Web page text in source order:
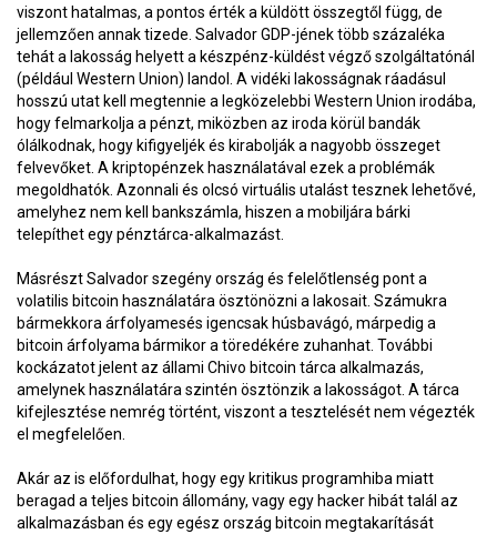
viszont hatalmas, a pontos érték a küldött összegtől függ, de
jellemzően annak tizede. Salvador GDP-jének több százaléka
tehát a lakosság helyett a készpénz-küldést végző szolgáltatónál
(például Western Union) landol. A vidéki lakosságnak ráadásul
hosszú utat kell megtennie a legközelebbi Western Union irodába,
hogy felmarkolja a pénzt, miközben az iroda körül bandák
ólálkodnak, hogy kifigyeljék és kirabolják a nagyobb összeget
felvevőket. A kriptopénzek használatával ezek a problémák
megoldhatók. Azonnali és olcsó virtuális utalást tesznek lehetővé,
amelyhez nem kell bankszámla, hiszen a mobiljára bárki
telepíthet egy pénztárca-alkalmazást.
Másrészt Salvador szegény ország és felelőtlenség pont a
volatilis bitcoin használatára ösztönözni a lakosait. Számukra
bármekkora árfolyamesés igencsak húsbavágó, márpedig a
bitcoin árfolyama bármikor a töredékére zuhanhat. További
kockázatot jelent az állami Chivo bitcoin tárca alkalmazás,
amelynek használatára szintén ösztönzik a lakosságot. A tárca
kifejlesztése nemrég történt, viszont a tesztelését nem végezték
el megfelelően.
Akár az is előfordulhat, hogy egy kritikus programhiba miatt
beragad a teljes bitcoin állomány, vagy egy hacker hibát talál az
alkalmazásban és egy egész ország bitcoin megtakarítását